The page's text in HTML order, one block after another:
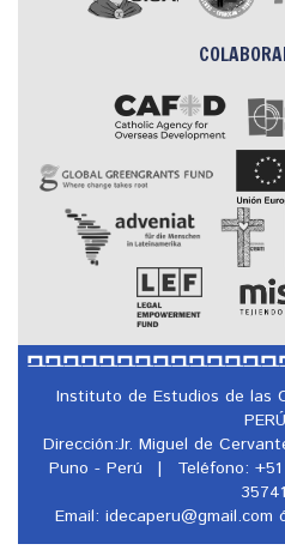
Instituto de Estudios de las
Dirección:Jr. Miguel de
Puno - Perú
| Teléfono:
Email: idecaperu@gmail.com